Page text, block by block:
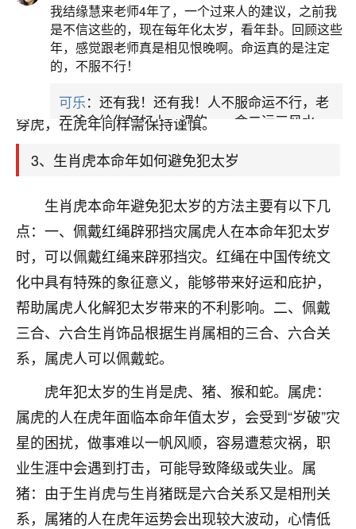
虎年犯太岁的属相主要有虎、猴、蛇：虎：虎
年对虎属相来说是太岁本命年，虎虎相冲，形成“冲
太岁”。猴：猴属相在虎年会受到冲击，即猴冲虎，
需特别留意。蛇：蛇属相也会受到虎的冲击，即蛇
穿虎，在虎年同样需保持谨慎。
3、生肖虎本命年如何避免犯太岁
生肖虎本命年避免犯太岁的方法主要有以下几
点：一、佩戴红绳辟邪挡灾属虎人在本命年犯太岁
时，可以佩戴红绳来辟邪挡灾。红绳在中国传统文
化中具有特殊的象征意义，能够带来好运和庇护，
帮助属虎人化解犯太岁带来的不利影响。二、佩戴
三合、六合生肖饰品根据生肖属相的三合、六合关
系，属虎人可以佩戴蛇。
虎年犯太岁的生肖是虎、猪、猴和蛇。属虎：
属虎的人在虎年面临本命年值太岁，会受到“岁破”灾
星的困扰，做事难以一帆风顺，容易遭惹灾祸，职
业生涯中会遇到打击，可能导致降级或失业。属
猪：由于生肖虎与生肖猪既是六合关系又是相刑关
系，属猪的人在虎年运势会出现较大波动，心情低
我结缘慧来老师4年了，一个过来人的建议，之前我
是不信这些的，现在每年化太岁，看年卦。回顾这些
年，感觉跟老师真是相见恨晚啊。命运真的是注定
的，不服不行！
可乐：还有我！还有我！人不服命运不行，老
天爷会给你好好上一课的。一命二运三风水，
平安是福：我也是每年找老师化太岁，看年
17分钟前 来自湖北 19
心若莲花
我是做餐饮的，这两年，生意屡屡受挫，店开一家关
一家，要么生意不好，生意好的就出事。前些年攒的
家底快败光了，真是倒霉！我也想找人看看到底怎么
回事？
鹿森：你可以找老师看看，人有时不服命不行
啊！
太阳当空赵：我也做餐饮的，生意不算大，但
是我从找店开始都是找慧来老师跟进的，选
址、风水、还有开业日子，哪哪都看了，虽然
大环境不好，但是我家生意还可以，前几天又
刚找老师做了补财库，希望财运更好一点！
2小时前 来自海南 18